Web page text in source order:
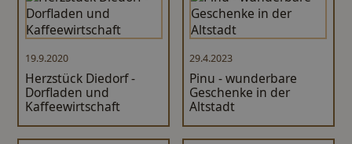
19.9.2020
Herzstück Diedorf -
Dorfladen und
Kaffeewirtschaft
29.4.2023
Pinu - wunderbare
Geschenke in der
Altstadt